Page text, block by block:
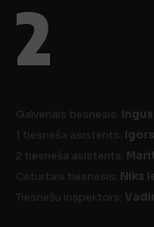
2
Galvenais tiesnesis:
1 tiesneša asistents:
2 tiesneša asistents:
Ceturtais tiesnesis: Niks
Tiesnešu inspektors: